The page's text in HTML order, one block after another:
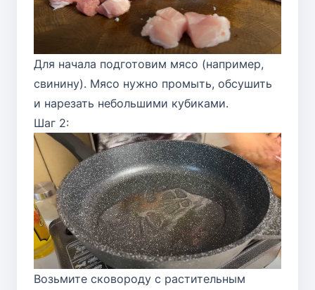
Для начала подготовим мясо (например,
свинину). Мясо нужно промыть, обсушить
и нарезать небольшими кубиками.
Шаг 2:
Возьмите сковороду с растительным